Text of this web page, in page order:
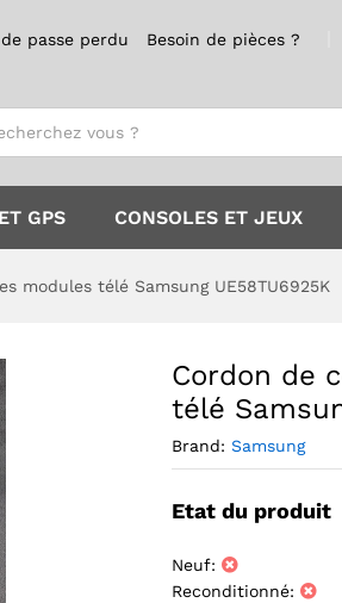
passe perdu Besoin de pièces ?
GPS CONSOLES ET JEUX
modules télé Samsung UE58TU6925K
Cordon de
télé
Brand: Samsung
Etat du produit
Neuf:
Reconditionné:
Politiques du magasin